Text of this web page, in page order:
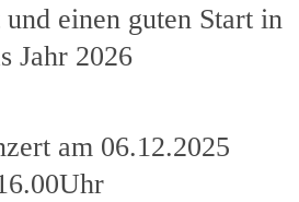
einen guten Start in
Jahr 2026
am 06.12.2025